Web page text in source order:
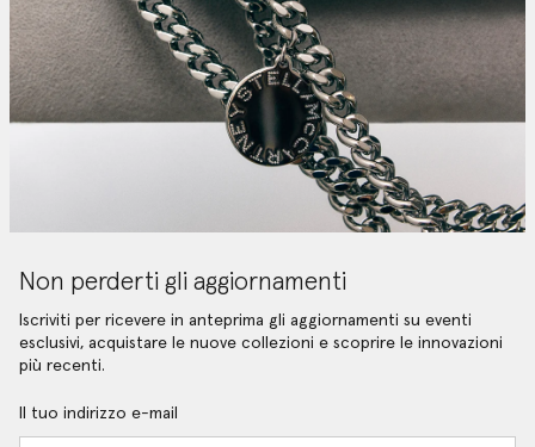
Non perderti gli aggiornamenti
Iscriviti per ricevere in anteprima gli aggiornamenti su eventi
esclusivi, acquistare le nuove collezioni e scoprire le innovazioni
più recenti.
Il tuo indirizzo e-mail